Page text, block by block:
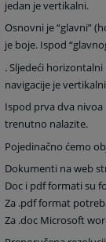
jedan je vertikalni.
Osnovni je “glavni”
je boje. Ispod
. Sljedeći
navigacije je
Ispod prva dva
trenutno nalazite.
Pojedinačno ćemo
Dokumenti na web
Doc i pdf formati su
Za .pdf format
Za .doc Microsoft